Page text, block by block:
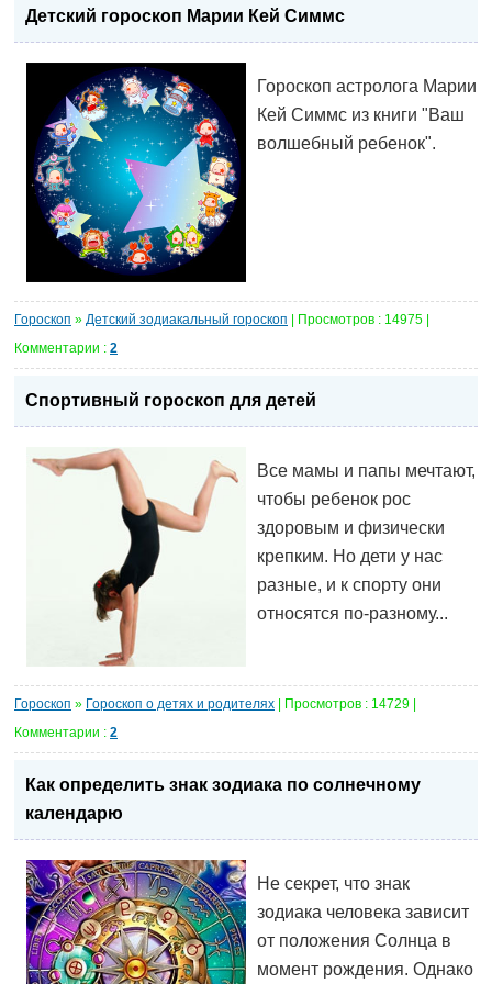
Детский гороскоп Марии Кей Симмс
Гороскоп астролога Марии
Кей Симмс из книги "Ваш
волшебный ребенок".
Гороскоп » Детский зодиакальный гороскоп | Просмотров : 14975 |
Комментарии : 2
Спортивный гороскоп для детей
Все мамы и папы мечтают,
чтобы ребенок рос
здоровым и физически
крепким. Но дети у нас
разные, и к спорту они
относятся по-разному...
Гороскоп » Гороскоп о детях и родителях | Просмотров : 14729 |
Комментарии : 2
Как определить знак зодиака по солнечному
календарю
Не секрет, что знак
зодиака человека зависит
от положения Солнца в
момент рождения. Однако